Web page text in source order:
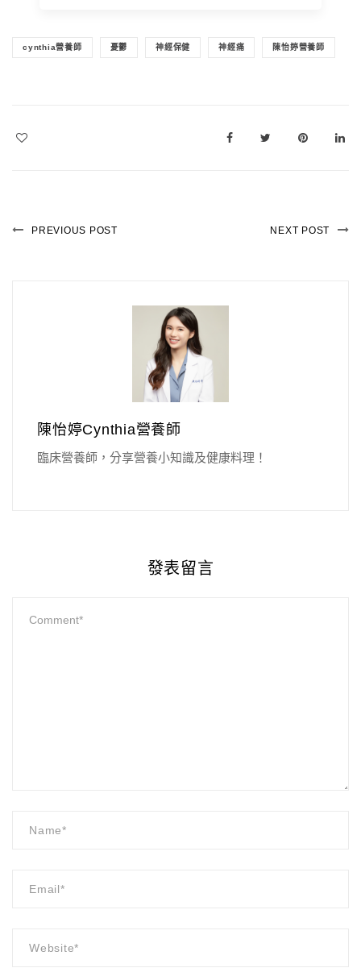
cynthia營養師 憂鬱 神經保健 神經痛 陳怡婷營養師
PREVIOUS POST NEXT POST
陳怡婷Cynthia營養師
臨床營養師，分享營養小知識及健康料理！
發表留言